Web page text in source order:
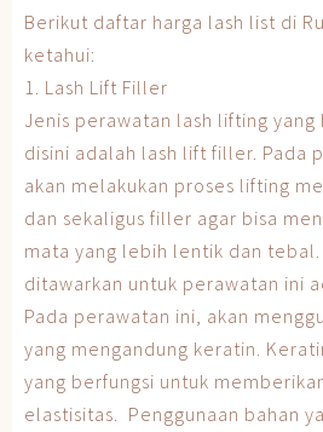
Berikut daftar harga lash list di
ketahui:
1. Lash Lift Filler
Jenis perawatan lash lifting yang
disini adalah lash lift filler. Pada
akan melakukan proses lifting
dan sekaligus filler agar bisa
mata yang lebih lentik dan tebal.
ditawarkan untuk perawatan ini
Pada perawatan ini, akan
yang mengandung keratin.
yang berfungsi untuk
elastisitas. Penggunaan bahan